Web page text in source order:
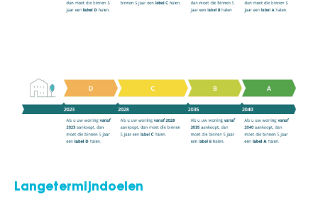
Langetermijndoelen